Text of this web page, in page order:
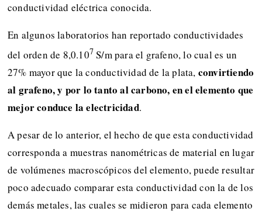
conductividad eléctrica conocida.
En algunos laboratorios han reportado conductividades
del orden de 8,0.107 S/m para el grafeno, lo cual es un
27% mayor que la conductividad de la plata, convirtiendo
al grafeno, y por lo tanto al carbono, en el elemento que
mejor conduce la electricidad.
A pesar de lo anterior, el hecho de que esta conductividad
corresponda a muestras nanométricas de material en lugar
de volúmenes macroscópicos del elemento, puede resultar
poco adecuado comparar esta conductividad con la de los
demás metales, las cuales se midieron para cada elemento